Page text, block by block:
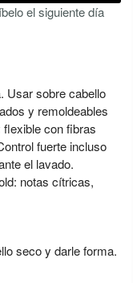
el siguiente día
Usar sobre cabello
y remoldeables
con fibras
fuerte incluso
el lavado.
notas cítricas,
seco y darle forma.